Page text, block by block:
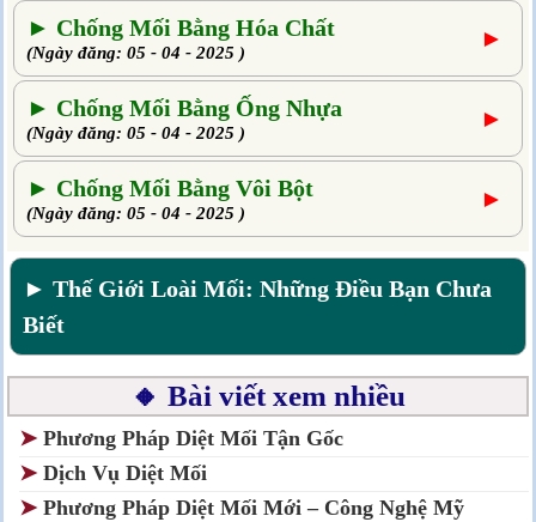
► Chống Mối Bằng Hóa Chất
(Ngày đăng: 05 - 04 - 2025 )
►
► Chống Mối Bằng Ống Nhựa
(Ngày đăng: 05 - 04 - 2025 )
►
► Chống Mối Bằng Vôi Bột
(Ngày đăng: 05 - 04 - 2025 )
►
► Thế Giới Loài Mối: Những Điều Bạn Chưa
Biết
🔸 Bài viết xem nhiều
➤ Phương Pháp Diệt Mối Tận Gốc
➤ Dịch Vụ Diệt Mối
➤ Phương Pháp Diệt Mối Mới – Công Nghệ Mỹ